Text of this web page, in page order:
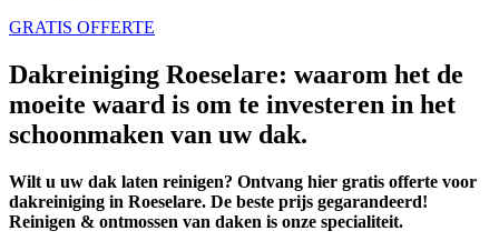
GRATIS OFFERTE
Dakreiniging Roeselare: waarom het de
moeite waard is om te investeren in het
schoonmaken van uw dak.
Wilt u uw dak laten reinigen? Ontvang hier gratis offerte voor
dakreiniging in Roeselare. De beste prijs gegarandeerd!
Reinigen & ontmossen van daken is onze specialiteit.